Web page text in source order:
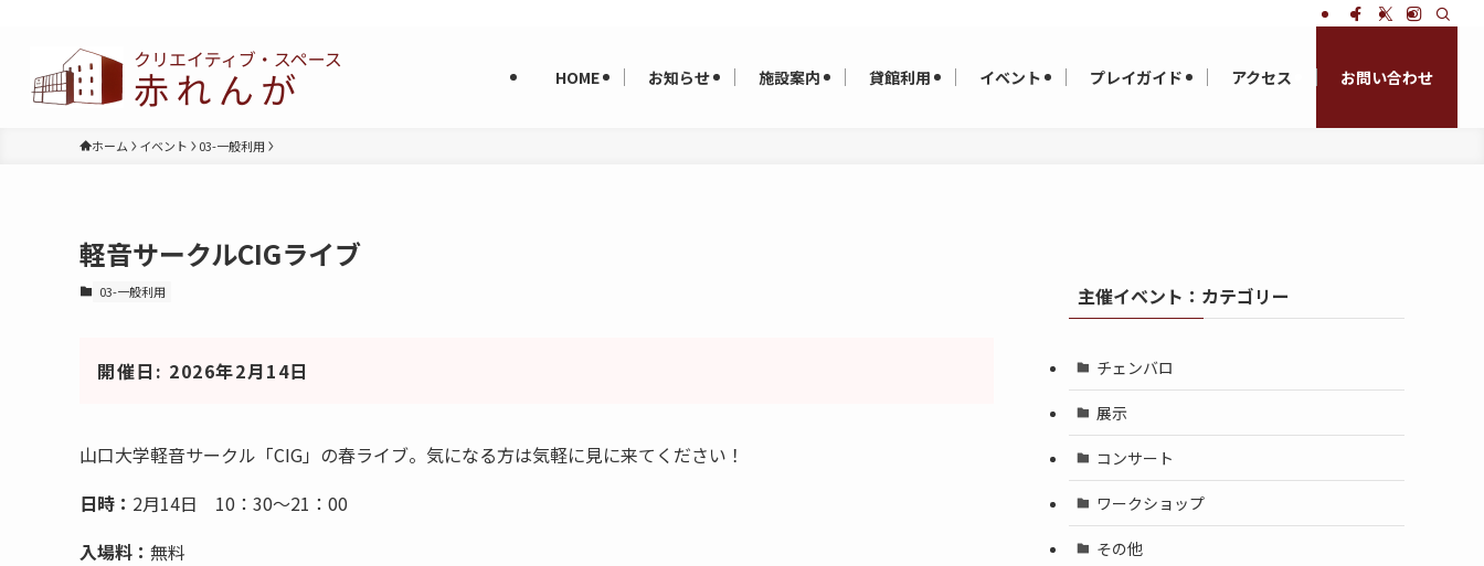
HOME お知らせ 施設案内 貸館利用 イベント プレイガイド アクセス お問い合わせ
ホーム イベント 03-一般利用
軽音サークルCIGライブ
03-一般利用
開催日: 2026年2月14日
山口大学軽音サークル「CIG」の春ライブ。気になる方は気軽に見に来てください！
日時： 2月14日 10：30～21：00
入場料： 無料
主催イベント：カテゴリー
チェンバロ
展示
コンサート
ワークショップ
その他